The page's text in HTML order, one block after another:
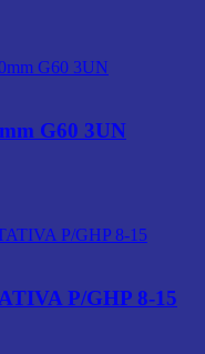
G60 3UN
P/GHP 8-15